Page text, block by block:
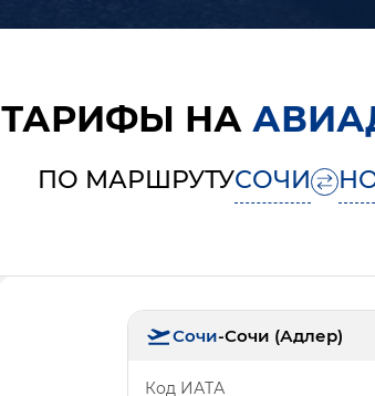
ТАРИФЫ НА
ПО МАРШРУТУСОЧИ
Сочи-Сочи (Адлер)
Код ИАТА